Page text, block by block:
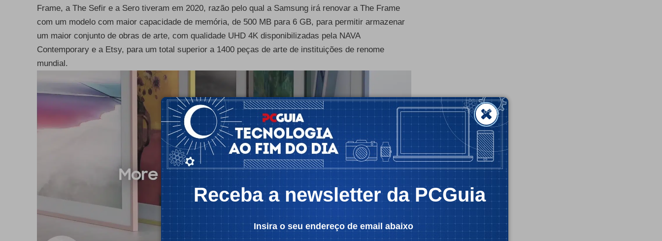
Frame, a The Sefir e a Sero tiveram em 2020, razão pelo qual a Samsung irá renovar a The Frame
com um modelo com maior capacidade de memória, de 500 MB para 6 GB, para permitir armazenar
um maior conjunto de obras de arte, com qualidade UHD 4K disponibilizadas pela NAVA
Contemporary e a Etsy, para um total superior a 1400 peças de arte de instituições de renome
mundial.
Receba a newsletter da PCGuia
Insira o seu endereço de email abaixo